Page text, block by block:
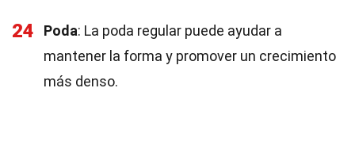
24 Poda: La poda regular puede ayudar a
mantener la forma y promover un crecimiento
más denso.